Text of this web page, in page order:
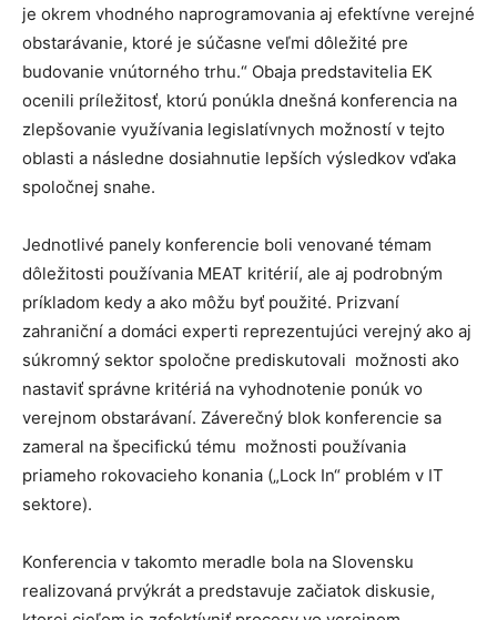
je okrem vhodného naprogramovania aj efektívne verejné
obstarávanie, ktoré je súčasne veľmi dôležité pre
budovanie vnútorného trhu.“ Obaja predstavitelia EK
ocenili príležitosť, ktorú ponúkla dnešná konferencia na
zlepšovanie využívania legislatívnych možností v tejto
oblasti a následne dosiahnutie lepších výsledkov vďaka
spoločnej snahe.
Jednotlivé panely konferencie boli venované témam
dôležitosti používania MEAT kritérií, ale aj podrobným
príkladom kedy a ako môžu byť použité. Prizvaní
zahraniční a domáci experti reprezentujúci verejný ako aj
súkromný sektor spoločne prediskutovali možnosti ako
nastaviť správne kritériá na vyhodnotenie ponúk vo
verejnom obstarávaní. Záverečný blok konferencie sa
zameral na špecifickú tému možnosti používania
priameho rokovacieho konania („Lock In“ problém v IT
sektore).
Konferencia v takomto meradle bola na Slovensku
realizovaná prvýkrát a predstavuje začiatok diskusie,